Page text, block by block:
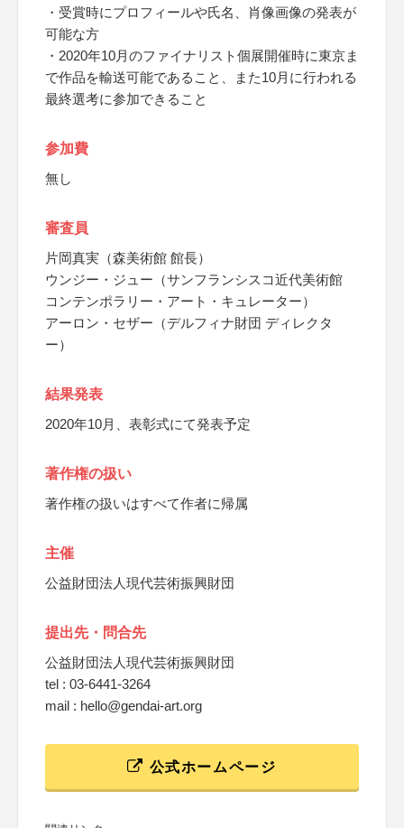
・受賞時にプロフィールや氏名、肖像画像の発表が
可能な方
・2020年10月のファイナリスト個展開催時に東京ま
で作品を輸送可能であること、また10月に行われる
最終選考に参加できること
参加費
無し
審査員
片岡真実（森美術館 館長）
ウンジー・ジュー（サンフランシスコ近代美術館
コンテンポラリー・アート・キュレーター）
アーロン・セザー（デルフィナ財団 ディレクタ
ー）
結果発表
2020年10月、表彰式にて発表予定
著作権の扱い
著作権の扱いはすべて作者に帰属
主催
公益財団法人現代芸術振興財団
提出先・問合先
公益財団法人現代芸術振興財団
tel : 03-6441-3264
mail : hello@gendai-art.org
公式ホームページ